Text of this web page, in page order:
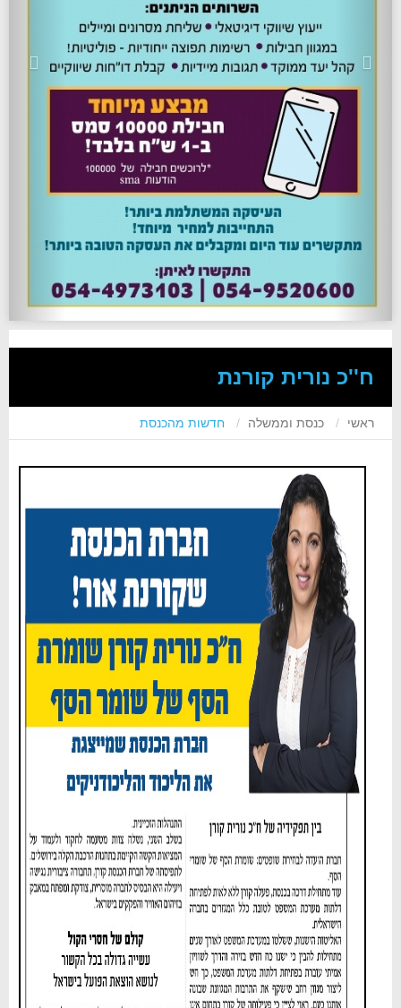
ח''כ נורית קורנת
ראשי כנסת וממשלה חדשות מהכנסת